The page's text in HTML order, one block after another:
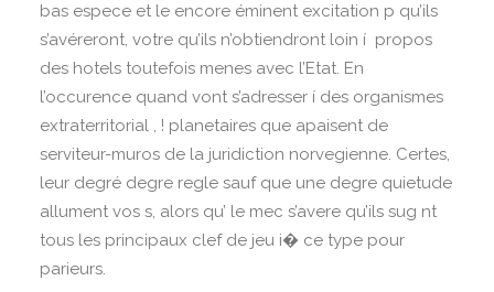
bas espece et le encore éminent excitation p qu’ils
s’avéreront, votre qu’ils n’obtiendront loin í propos
des hotels toutefois menes avec l’Etat. En
l’occurence quand vont s’adresser í des organismes
extraterritorial , ! planetaires que apaisent de
serviteur-muros de la juridiction norvegienne. Certes,
leur degré degre regle sauf que une degre quietude
allument vos s, alors qu’ le mec s’avere qu’ils sug nt
tous les principaux clef de jeu i� ce type pour
parieurs.